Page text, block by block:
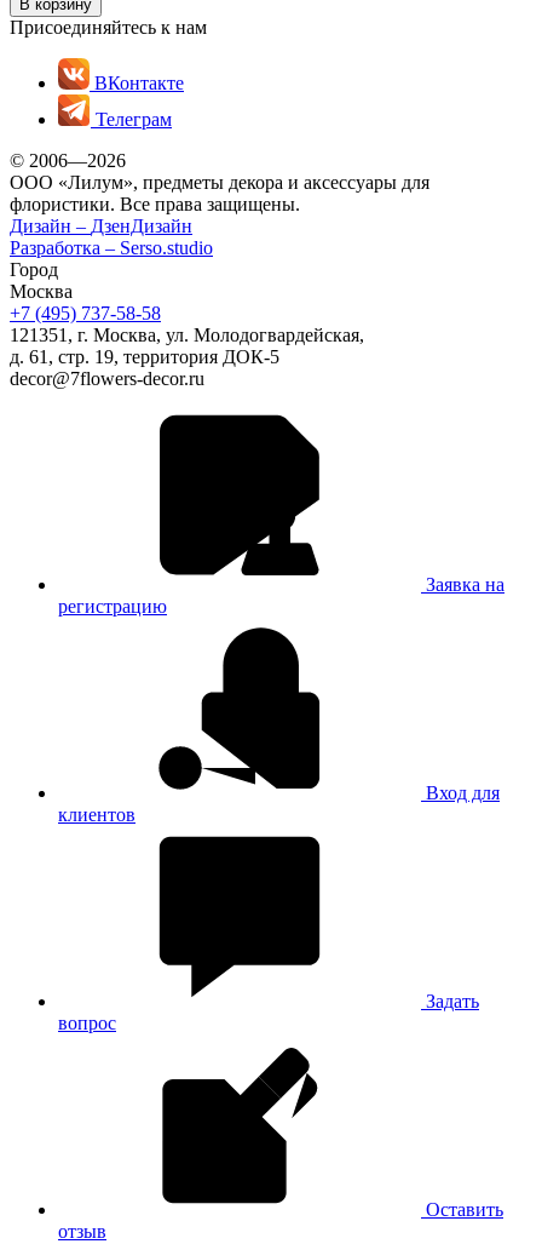
В корзину
Присоединяйтесь к нам
ВКонтакте
Телеграм
© 2006—2026
ООО «Лилум», предметы декора и аксессуары для
флористики. Все права защищены.
Дизайн – ДзенДизайн
Разработка – Serso.studio
Город
Москва
+7 (495) 737-58-58
121351, г. Москва, ул. Молодогвардейская,
д. 61, стр. 19, территория ДОК-5
decor@7flowers-decor.ru
Заявка на
регистрацию
Вход для
клиентов
Задать
вопрос
Оставить
отзыв